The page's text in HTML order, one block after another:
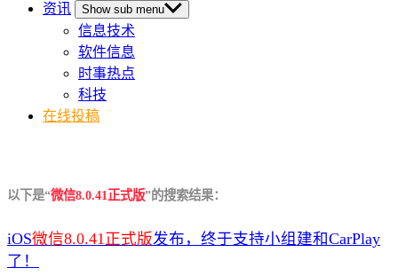
资讯
Show sub menu
信息技术
软件信息
时事热点
科技
在线投稿
以下是“微信8.0.41正式版”的搜索结果：
iOS微信8.0.41正式版发布，终于支持小组建和CarPlay
了！